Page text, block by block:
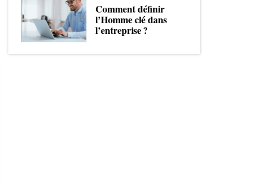
Comment définir
l’Homme clé dans
l’entreprise ?